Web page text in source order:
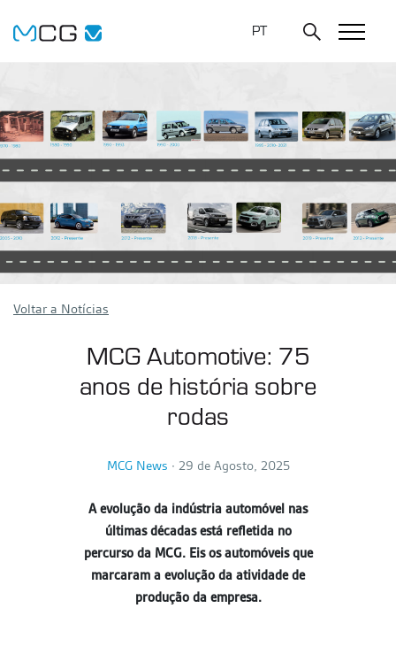
PT
Voltar a Notícias
MCG Automotive: 75
anos de história sobre
rodas
MCG News ∙ 29 de Agosto, 2025
A evolução da indústria automóvel nas
últimas décadas está refletida no
percurso da MCG. Eis os automóveis que
marcaram a evolução da atividade de
produção da empresa.